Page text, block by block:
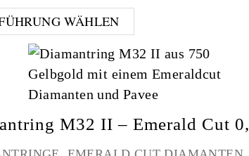
WÄHLEN
M32 II – Emerald Cut